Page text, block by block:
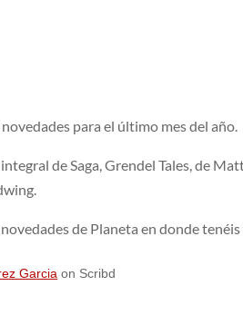
para el último mes del año.
de Saga, Grendel Tales, de
de Planeta en donde
Garcia on Scribd